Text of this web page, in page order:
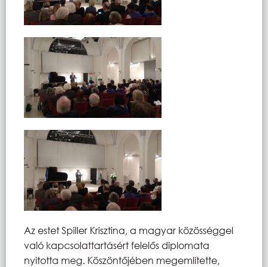
Az estet Spiller Krisztina, a magyar közösséggel
való kapcsolattartásért felelős diplomata
nyitotta meg. Köszöntőjében megemlítette,